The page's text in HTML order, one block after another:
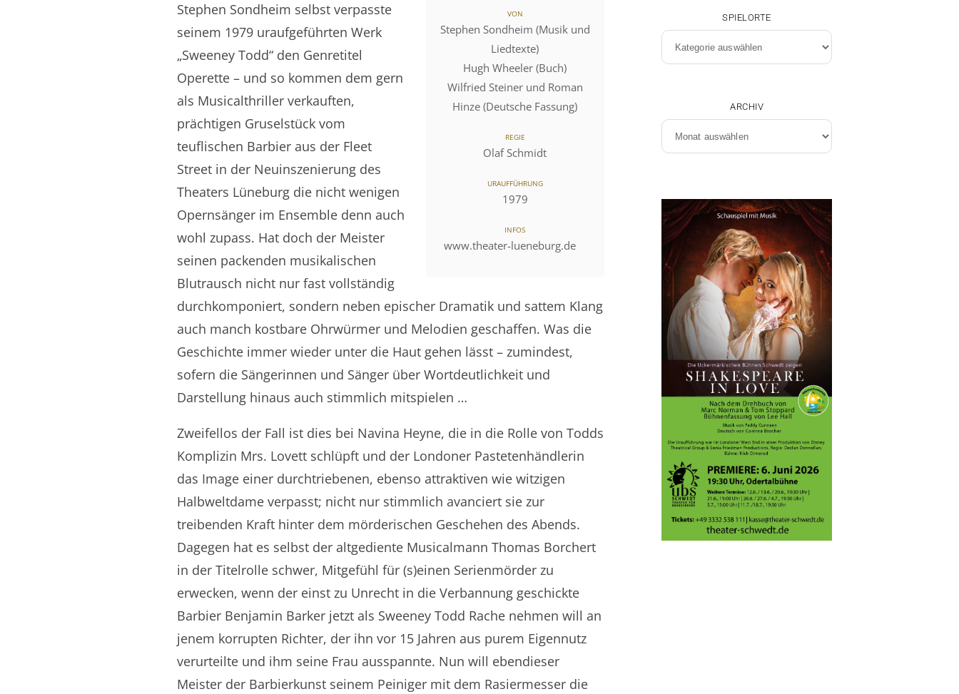
VON
Stephen Sondheim (Musik und
Liedtexte)
Hugh Wheeler (Buch)
Wilfried Steiner und Roman
Hinze (Deutsche Fassung)
REGIE
Olaf Schmidt
URAUFFÜHRUNG
1979
INFOS
www.theater-lueneburg.de
Stephen Sondheim selbst verpasste
seinem 1979 uraufgeführten Werk
„Sweeney Todd“ den Genretitel
Operette – und so kommen dem gern
als Musicalthriller verkauften,
prächtigen Gruselstück vom
teuflischen Barbier aus der Fleet
Street in der Neuinszenierung des
Theaters Lüneburg die nicht wenigen
Opernsänger im Ensemble denn auch
wohl zupass. Hat doch der Meister
seinen packenden musikalischen
Blutrausch nicht nur fast vollständig
durchkomponiert, sondern neben epischer Dramatik und sattem Klang
auch manch kostbare Ohrwürmer und Melodien geschaffen. Was die
Geschichte immer wieder unter die Haut gehen lässt – zumindest,
sofern die Sängerinnen und Sänger über Wortdeutlichkeit und
Darstellung hinaus auch stimmlich mitspielen …
Zweifellos der Fall ist dies bei Navina Heyne, die in die Rolle von Todds
Komplizin Mrs. Lovett schlüpft und der Londoner Pastetenhändlerin
das Image einer durchtriebenen, ebenso attraktiven wie witzigen
Halbweltdame verpasst; nicht nur stimmlich avanciert sie zur
treibenden Kraft hinter dem mörderischen Geschehen des Abends.
Dagegen hat es selbst der altgediente Musicalmann Thomas Borchert
in der Titelrolle schwer, Mitgefühl für (s)einen Serienmörder zu
erwecken, wenn der einst zu Unrecht in die Verbannung geschickte
Barbier Benjamin Barker jetzt als Sweeney Todd Rache nehmen will an
jenem korrupten Richter, der ihn vor 15 Jahren aus purem Eigennutz
verurteilte und ihm seine Frau ausspannte. Nun will ebendieser
Meister der Barbierkunst seinem Peiniger mit dem Rasiermesser die
SPIELORTE
Spielorte
ARCHIV
Archiv